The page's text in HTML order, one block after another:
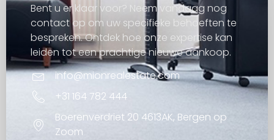
Bent u er klaar voor? Neem vandaag nog
contact op om uw specifieke behoeften te
bespreken. Ontdek hoe onze expertise kan
leiden tot een prachtige nieuwe aankoop.
info@mionrealestate.com
+31 164 782 444
Boerenverdriet 20 4613AK, Bergen op
Zoom